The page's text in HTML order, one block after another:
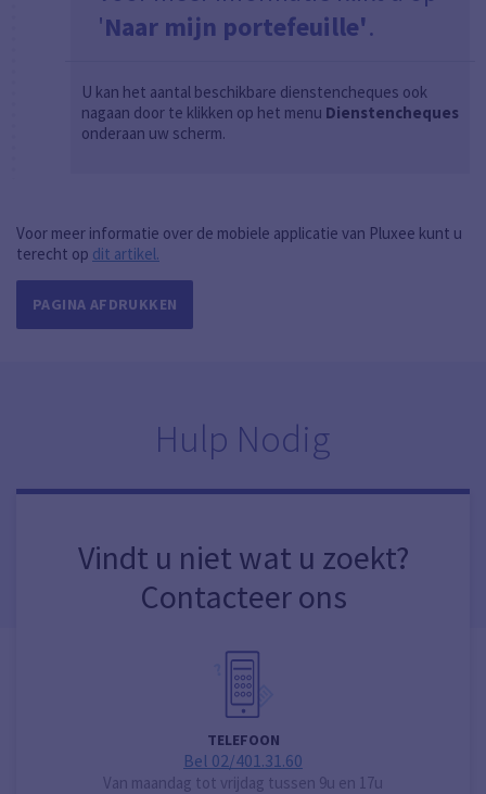
'Naar mijn portefeuille'.
U kan het aantal beschikbare dienstencheques ook
nagaan door te klikken op het menu Dienstencheques
onderaan uw scherm.
Voor meer informatie over de mobiele applicatie van Pluxee kunt u
terecht op dit artikel.
PAGINA AFDRUKKEN
Hulp Nodig
Vindt u niet wat u zoekt?
Contacteer ons
TELEFOON
Bel 02/401.31.60
Van maandag tot vrijdag tussen 9u en 17u